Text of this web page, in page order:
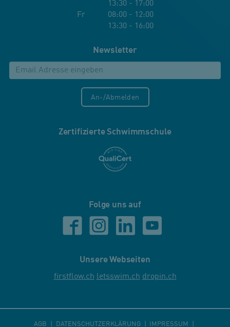
13:30 - 17:00
Fr 08:00 - 12:00
13:30 - 16:00
Newsletter
An-/Abmelden
Zertifizierte Schwimmschule
Folge uns auf
Unsere Webseiten
firstflow.ch letsswim.ch dropin.ch
AGB DATENSCHUTZERKLÄRUNG IMPRESSUM